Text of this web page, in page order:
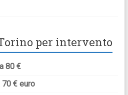
per intervento
80 €
70 € euro